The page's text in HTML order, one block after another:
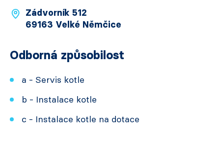
Zádvorník 512
69163 Velké Němčice
Odborná způsobilost
a - Servis kotle
b - Instalace kotle
c - Instalace kotle na dotace